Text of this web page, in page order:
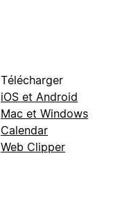
Télécharger
iOS et Android
Mac et Windows
Calendar
Web Clipper